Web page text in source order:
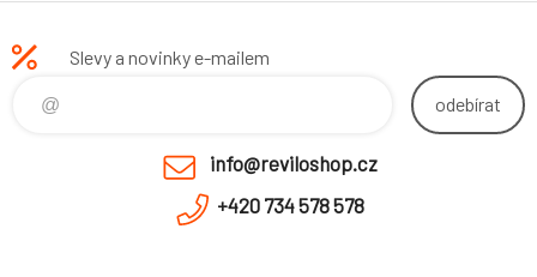
Slevy a novinky e-mailem
odebírat
info@reviloshop.cz
+420 734 578 578